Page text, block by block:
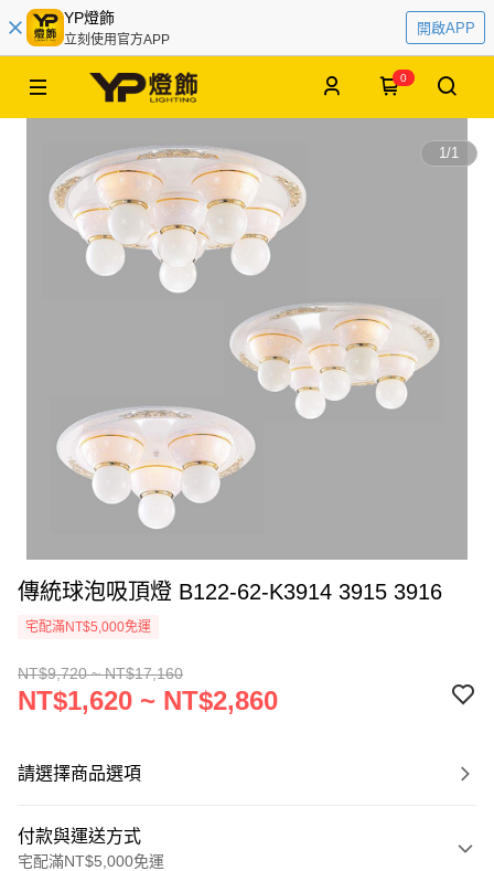
YP燈飾
立刻使用官方APP
開啟APP
0
1/1
傳統球泡吸頂燈 B122-62-K3914 3915 3916
宅配滿NT$5,000免運
NT$9,720 ~ NT$17,160
NT$1,620 ~ NT$2,860
請選擇商品選項
付款與運送方式
宅配滿NT$5,000免運